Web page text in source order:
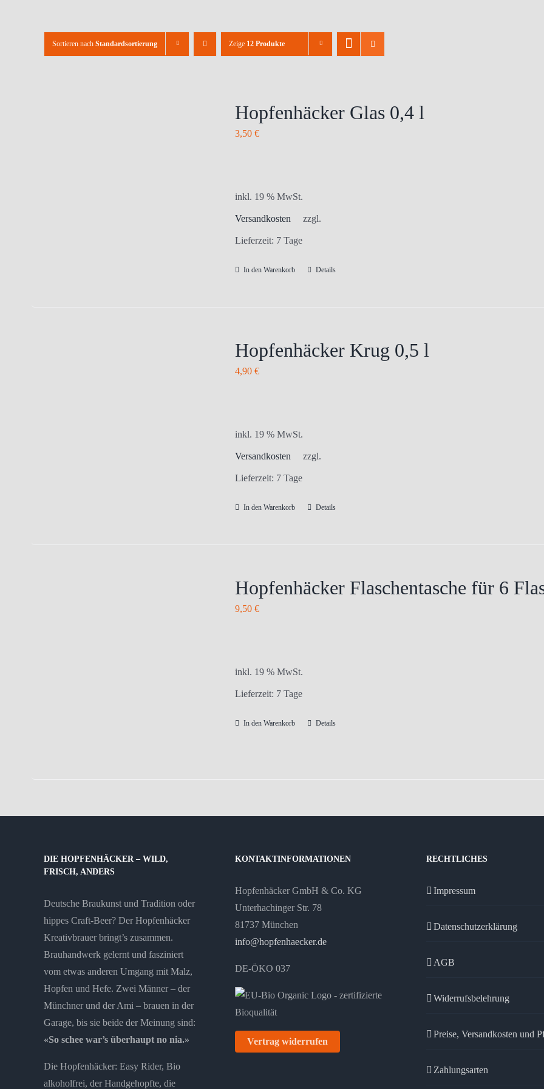
Sortieren nach Standardsortierung Zeige 12 Produkte
Hopfenhäcker Glas 0,4 l
3,50 €
inkl. 19 % MwSt.
zzgl.
Versandkosten
Lieferzeit: 7 Tage
In den Warenkorb Details
Hopfenhäcker Krug 0,5 l
4,90 €
inkl. 19 % MwSt.
zzgl.
Versandkosten
Lieferzeit: 7 Tage
In den Warenkorb Details
Hopfenhäcker Flaschentasche für 6
9,50 €
inkl. 19 % MwSt.
Lieferzeit: 7 Tage
In den Warenkorb Details
DIE HOPFENHÄCKER – WILD,
FRISCH, ANDERS
Deutsche Braukunst und Tradition oder
hippes Craft-Beer? Der Hopfenhäcker
Kreativbrauer bringt’s zusammen.
Brauhandwerk gelernt und fasziniert
vom etwas anderen Umgang mit Malz,
Hopfen und Hefe. Zwei Männer – der
Münchner und der Ami – brauen in der
Garage, bis sie beide der Meinung sind:
«So schee war’s überhaupt no nia.»
Die Hopfenhäcker: Easy Rider, Bio
alkoholfrei, der Handgehopfte, die
KONTAKTINFORMATIONEN
Hopfenhäcker GmbH & Co. KG
Unterhachinger Str. 78
81737 München
info@hopfenhaecker.de
DE-ÖKO 037
Vertrag widerrufen
RECHTLICHES
Impressum
Datenschutzerklärung
AGB
Widerrufsbelehrung
Preise, Versandkosten und
Zahlungsarten